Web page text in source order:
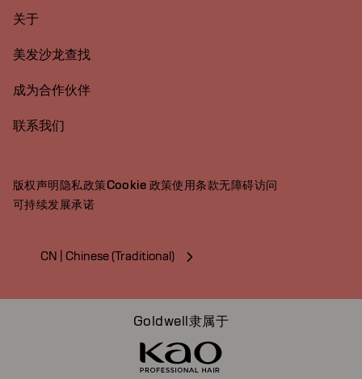
关于
美发沙龙查找
成为合作伙伴
联系我们
版权声明 隐私政策Cookie 政策使用条款无障碍访问
可持续发展承诺
CN | Chinese (Traditional)
Goldwell隶属于